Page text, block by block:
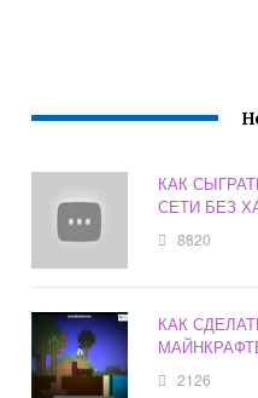
КАК
СЕТИ БЕЗ
8820
КАК
2126